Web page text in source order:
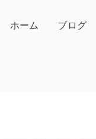
ホーム ブログ